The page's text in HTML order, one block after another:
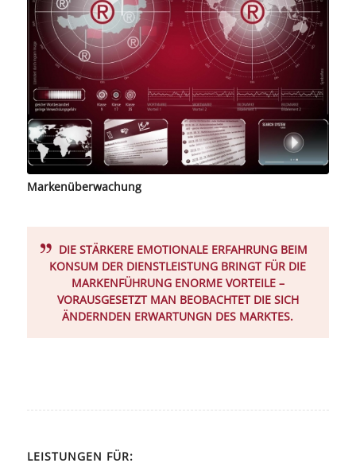
Markenüberwachung
DIE STÄRKERE EMOTIONALE ERFAHRUNG BEIM
KONSUM DER DIENSTLEISTUNG BRINGT FÜR DIE
MARKENFÜHRUNG ENORME VORTEILE –
VORAUSGESETZT MAN BEOBACHTET DIE SICH
ÄNDERNDEN ERWARTUNGN DES MARKTES.
LEISTUNGEN FÜR: